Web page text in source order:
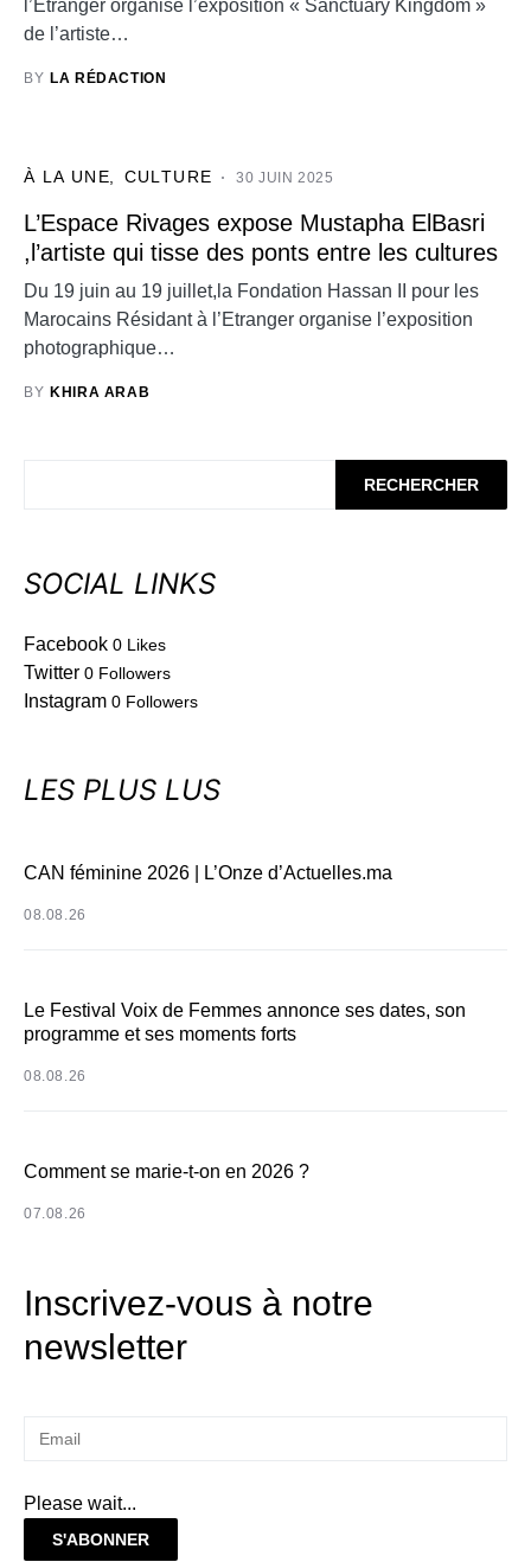
l’Etranger organise l’exposition « Sanctuary Kingdom »
de l’artiste…
BY LA RÉDACTION
À LA UNE CULTURE 30 JUIN 2025
L’Espace Rivages expose Mustapha ElBasri
,l’artiste qui tisse des ponts entre les cultures
Du 19 juin au 19 juillet,la Fondation Hassan II pour les
Marocains Résidant à l’Etranger organise l’exposition
photographique…
BY KHIRA ARAB
RECHERCHER
SOCIAL LINKS
Facebook 0 Likes
Twitter 0 Followers
Instagram 0 Followers
LES PLUS LUS
CAN féminine 2026 | L’Onze d’Actuelles.ma
08.08.26
Le Festival Voix de Femmes annonce ses dates, son
programme et ses moments forts
08.08.26
Comment se marie-t-on en 2026 ?
07.08.26
Inscrivez-vous à notre
newsletter
Please wait...
S'ABONNER